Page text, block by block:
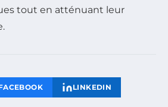
tout en atténuant leur
LINKEDIN